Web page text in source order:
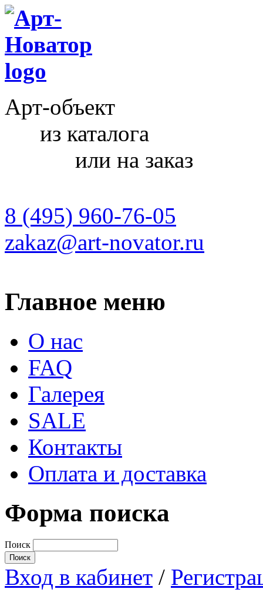
Арт-объект
из каталога
или на заказ
8 (495) 960-76-05
zakaz@art-novator.ru
Главное меню
О нас
FAQ
Галерея
SALE
Контакты
Оплата и доставка
Форма поиска
Поиск
Вход в кабинет /